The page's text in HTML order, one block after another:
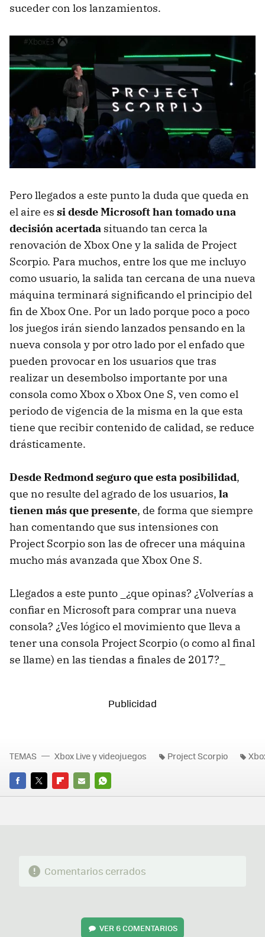
suceder con los lanzamientos.
Pero llegados a este punto la duda que queda en
el aire es si desde Microsoft han tomado una
decisión acertada situando tan cerca la
renovación de Xbox One y la salida de Project
Scorpio. Para muchos, entre los que me incluyo
como usuario, la salida tan cercana de una nueva
máquina terminará significando el principio del
fin de Xbox One. Por un lado porque poco a poco
los juegos irán siendo lanzados pensando en la
nueva consola y por otro lado por el enfado que
pueden provocar en los usuarios que tras
realizar un desembolso importante por una
consola como Xbox o Xbox One S, ven como el
periodo de vigencia de la misma en la que esta
tiene que recibir contenido de calidad, se reduce
drásticamente.
Desde Redmond seguro que esta posibilidad,
que no resulte del agrado de los usuarios, la
tienen más que presente, de forma que siempre
han comentando que sus intensiones con
Project Scorpio son las de ofrecer una máquina
mucho más avanzada que Xbox One S.
Llegados a este punto _¿que opinas? ¿Volverías a
confiar en Microsoft para comprar una nueva
consola? ¿Ves lógico el movimiento que lleva a
tener una consola Project Scorpio (o como al final
se llame) en las tiendas a finales de 2017?_
FACEBOOK
TWITTERFLIPBOARD
E-
WHATSAPP
TEMAS Xbox Live y videojuegos Project Scorpio
Comentarios cerrados
VER6 COMENTARIOS